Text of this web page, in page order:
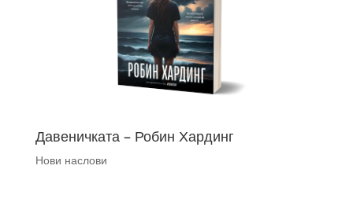
Давеничката – Робин Хардинг
Нови наслови